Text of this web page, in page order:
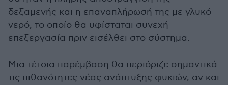
δεξαμενής και η επαναπλήρωσή της με γλυκό
νερό, το οποίο θα υφίσταται συνεχή
επεξεργασία πριν εισέλθει στο σύστημα.
Μια τέτοια παρέμβαση θα περιόριζε σημαντικά
τις πιθανότητες νέας ανάπτυξης φυκιών, αν και